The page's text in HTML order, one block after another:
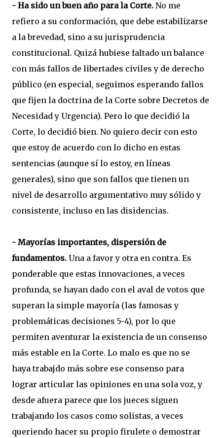
- Ha sido un buen año para la Corte. No me
refiero a su conformación, que debe estabilizarse
a la brevedad, sino a su jurisprudencia
constitucional. Quizá hubiese faltado un balance
con más fallos de libertades civiles y de derecho
público (en especial, seguimos esperando fallos
que fijen la doctrina de la Corte sobre Decretos de
Necesidad y Urgencia). Pero lo que decidió la
Corte, lo decidió bien. No quiero decir con esto
que estoy de acuerdo con lo dicho en estas
sentencias (aunque sí lo estoy, en líneas
generales), sino que son fallos que tienen un
nivel de desarrollo argumentativo muy sólido y
consistente, incluso en las disidencias.
- Mayorías importantes, dispersión de
fundamentos. Una a favor y otra en contra. Es
ponderable que estas innovaciones, a veces
profunda, se hayan dado con el aval de votos que
superan la simple mayoría (las famosas y
problemáticas decisiones 5-4), por lo que
permiten aventurar la existencia de un consenso
más estable en la Corte. Lo malo es que no se
haya trabajdo más sobre ese consenso para
lograr articular las opiniones en una sola voz, y
desde afuera parece que los jueces siguen
trabajando los casos como solistas, a veces
queriendo hacer su propio firulete o demostrar